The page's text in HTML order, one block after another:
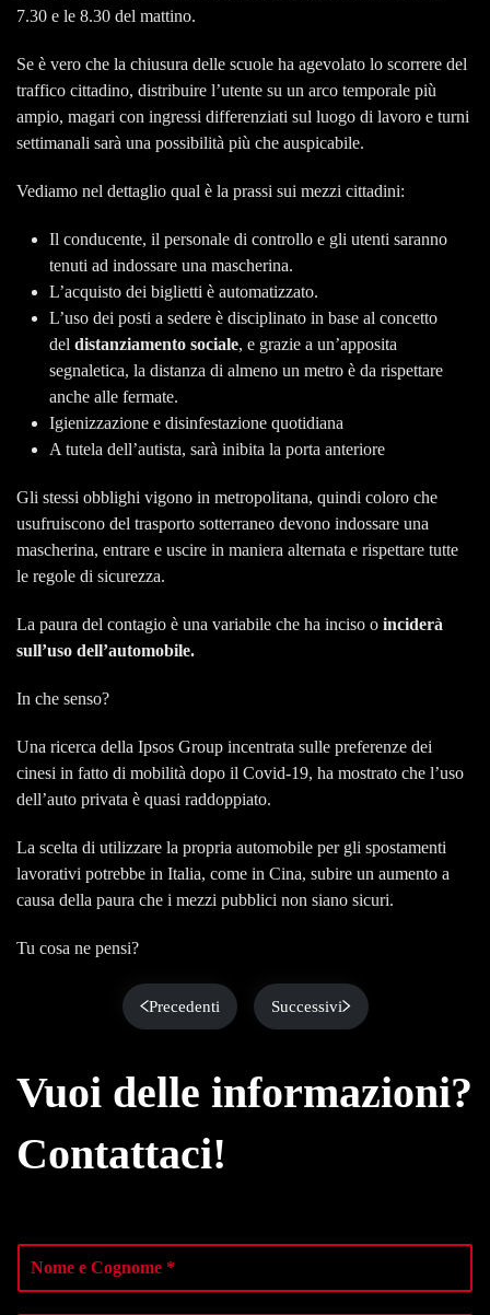
7.30 e le 8.30 del mattino.
Se è vero che la chiusura delle scuole ha agevolato lo scorrere del
traffico cittadino, distribuire l’utente su un arco temporale più
ampio, magari con ingressi differenziati sul luogo di lavoro e turni
settimanali sarà una possibilità più che auspicabile.
Vediamo nel dettaglio qual è la prassi sui mezzi cittadini:
Il conducente, il personale di controllo e gli utenti saranno
tenuti ad indossare una mascherina.
L’acquisto dei biglietti è automatizzato.
L’uso dei posti a sedere è disciplinato in base al concetto
del distanziamento sociale, e grazie a un’apposita
segnaletica, la distanza di almeno un metro è da rispettare
anche alle fermate.
Igienizzazione e disinfestazione quotidiana
A tutela dell’autista, sarà inibita la porta anteriore
Gli stessi obblighi vigono in metropolitana, quindi coloro che
usufruiscono del trasporto sotterraneo devono indossare una
mascherina, entrare e uscire in maniera alternata e rispettare tutte
le regole di sicurezza.
La paura del contagio è una variabile che ha inciso o inciderà
sull’uso dell’automobile.
In che senso?
Una ricerca della Ipsos Group incentrata sulle preferenze dei
cinesi in fatto di mobilità dopo il Covid-19, ha mostrato che l’uso
dell’auto privata è quasi raddoppiato.
La scelta di utilizzare la propria automobile per gli spostamenti
lavorativi potrebbe in Italia, come in Cina, subire un aumento a
causa della paura che i mezzi pubblici non siano sicuri.
Tu cosa ne pensi?
Precedenti Successivi
Vuoi delle informazioni?
Contattaci!
m